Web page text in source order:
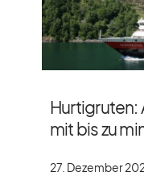
mit bis zu
27. Dezember